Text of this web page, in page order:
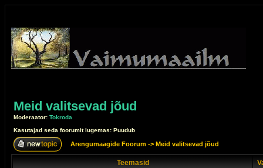
Meid valitsevad jõud
Moderaator: Tokroda
Kasutajad seda foorumit lugemas: Puudub
Arengumaagide Foorum -> Meid valitsevad jõud
Teemasid